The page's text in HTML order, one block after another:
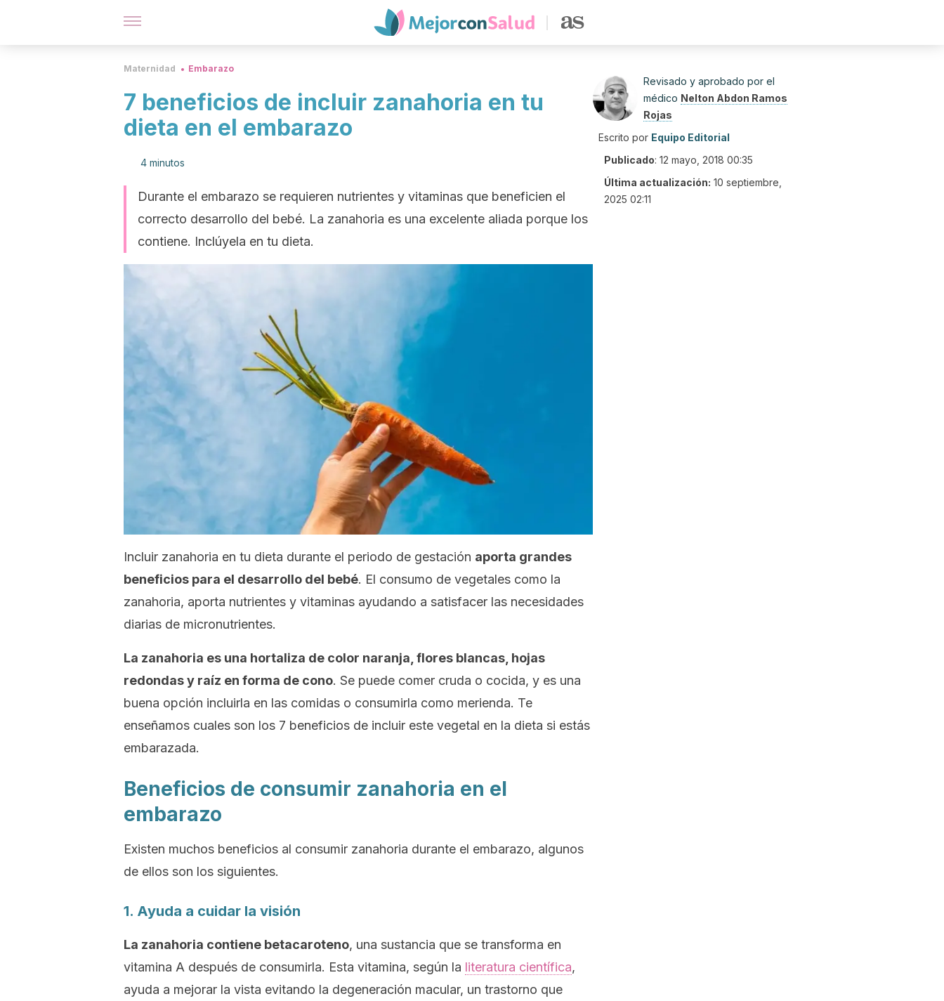
Maternidad Embarazo
7 beneficios de incluir zanahoria en tu
dieta en el embarazo
4 minutos
Durante el embarazo se requieren nutrientes y vitaminas que beneficien el
correcto desarrollo del bebé. La zanahoria es una excelente aliada porque los
contiene. Inclúyela en tu dieta.
Incluir zanahoria en tu dieta durante el periodo de gestación aporta grandes
beneficios para el desarrollo del bebé. El consumo de vegetales como la
zanahoria, aporta nutrientes y vitaminas ayudando a satisfacer las necesidades
diarias de micronutrientes.
La zanahoria es una hortaliza de color naranja, flores blancas, hojas
redondas y raíz en forma de cono. Se puede comer cruda o cocida, y es una
buena opción incluirla en las comidas o consumirla como merienda. Te
enseñamos cuales son los 7 beneficios de incluir este vegetal en la dieta si estás
embarazada.
Beneficios de consumir zanahoria en el
embarazo
Existen muchos beneficios al consumir zanahoria durante el embarazo, algunos
de ellos son los siguientes.
1. Ayuda a cuidar la visión
La zanahoria contiene betacaroteno, una sustancia que se transforma en
vitamina A después de consumirla. Esta vitamina, según la literatura científica,
ayuda a mejorar la vista evitando la degeneración macular, un trastorno que
Revisado y aprobado por el
médico Nelton Abdon Ramos
Rojas
Escrito por Equipo Editorial
Publicado: 12 mayo, 2018 00:35
Última actualización: 10 septiembre,
2025 02:11